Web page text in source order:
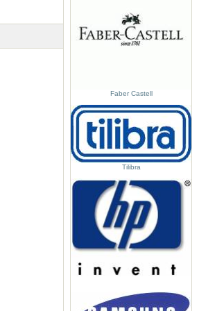
Faber Castell
Tilibra